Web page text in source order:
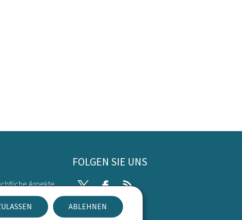
ABLEHNEN
Aspekte
FOLGEN SIE UNS
TwitterFacebook
RSS